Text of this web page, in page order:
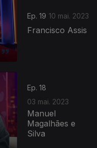
Ep. 19 10 mai. 2023
Francisco Assis
Ep. 18
03 mai. 2023
Manuel
Magalhães e
Silva